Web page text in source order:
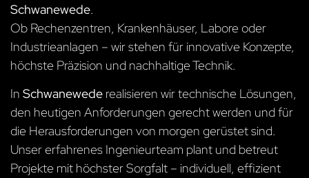
Schwanewede.
Ob Rechenzentren, Krankenhäuser, Labore oder
Industrieanlagen – wir stehen für innovative Konzepte,
höchste Präzision und nachhaltige Technik.
In Schwanewede realisieren wir technische Lösungen,
den heutigen Anforderungen gerecht werden und für
die Herausforderungen von morgen gerüstet sind.
Unser erfahrenes Ingenieurteam plant und betreut
Projekte mit höchster Sorgfalt – individuell, effizient